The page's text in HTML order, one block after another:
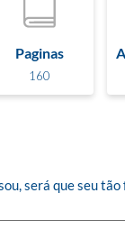
Paginas
160
será que seu